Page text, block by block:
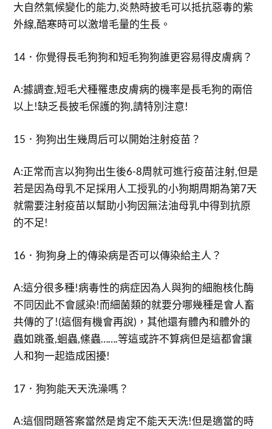
大自然氣候變化的能力,炎熱時披毛可以抵抗惡毒的紫
外線,酷寒時可以激增毛量的生長。
14．你覺得長毛狗狗和短毛狗狗誰更容易得皮膚病？
A:據調查,短毛犬種罹患皮膚病的機率是長毛狗的兩倍
以上!缺乏長披毛保護的狗,請特別注意!
15．狗狗出生幾周后可以開始注射疫苗？
A:正常而言以狗狗出生後6-8周就可進行疫苗注射,但是
若是因為母乳不足採用人工授乳的小狗期周期為第7天
就需要注射疫苗以幫助小狗因無法油母乳中得到抗原
的不足!
16．狗狗身上的傳染病是否可以傳染給主人？
A:這分很多種!病毒性的病症因為人與狗的細胞核化酶
不同因此不會感染!而細菌類的就要分哪幾種是會人畜
共傳的了!(這個有機會再說)，其他還有體內和體外的
蟲如跳蚤,蛔蟲,絛蟲…….等這或許不算病但是這都會讓
人和狗一起造成困擾!
17．狗狗能天天洗澡嗎？
A:這個問題答案當然是肯定不能天天洗!但是適當的時